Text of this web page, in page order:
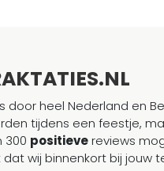
door heel Nederland en
tijdens een feestje,
300 positievereviews
wij binnenkort bij jouw